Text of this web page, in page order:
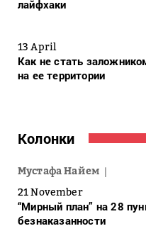
лайфхаки
13 April
Как не стать
на ее территории
Колонки
Мустафа Найем
21 November
“Мирный план” на 28
безнаказанности